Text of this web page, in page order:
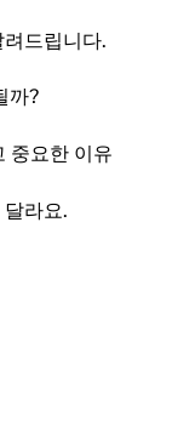
드립니다.
까?
중요한 이유
라요.